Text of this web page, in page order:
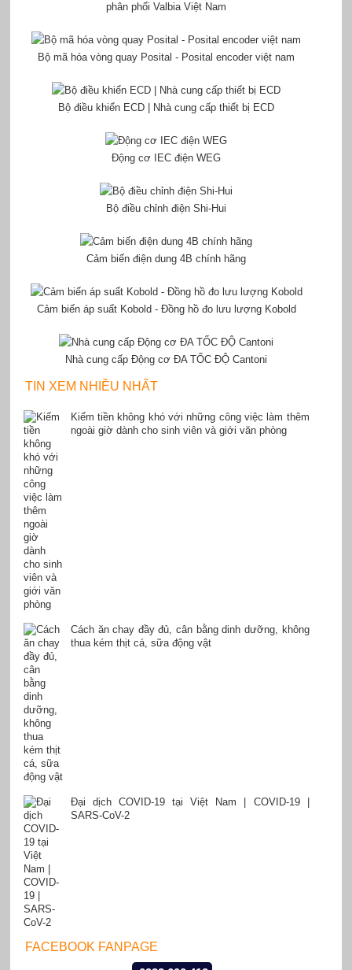
phân phối Valbia Việt Nam
Bộ mã hóa vòng quay Posital - Posital encoder việt nam
Bộ điều khiển ECD | Nhà cung cấp thiết bị ECD
Động cơ IEC điện WEG
Bộ điều chỉnh điện Shi-Hui
Cảm biến điện dung 4B chính hãng
Cảm biến áp suất Kobold - Đồng hồ đo lưu lượng Kobold
Nhà cung cấp Động cơ ĐA TỐC ĐỘ Cantoni
TIN XEM NHIỀU NHẤT
Kiếm tiền không khó với những công việc làm thêm
ngoài giờ dành cho sinh viên và giới văn phòng
Cách ăn chay đầy đủ, cân bằng dinh dưỡng, không
thua kém thịt cá, sữa động vật
Đại dịch COVID-19 tại Việt Nam | COVID-19 |
SARS-CoV-2
FACEBOOK FANPAGE